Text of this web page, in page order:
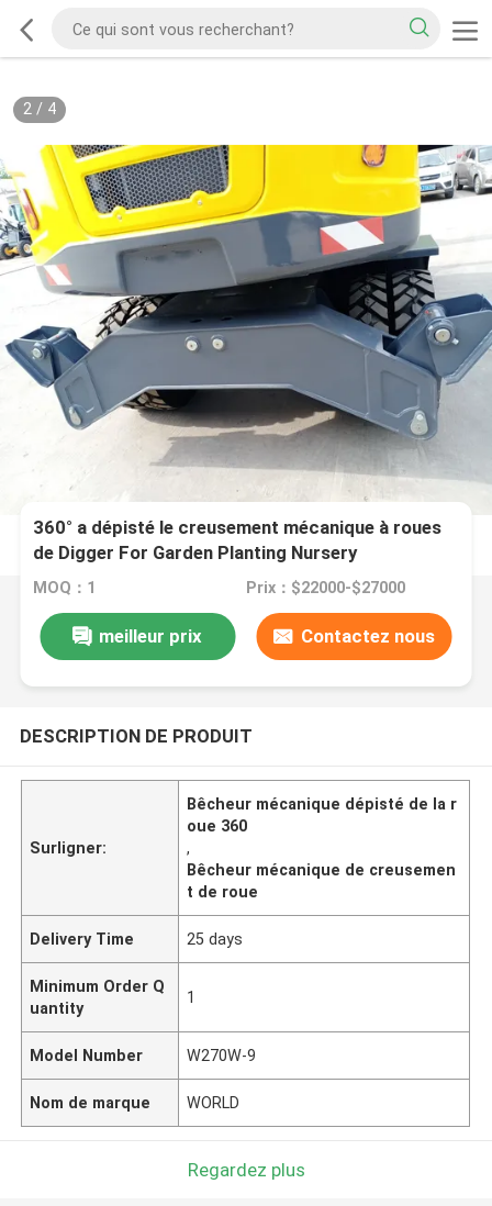
2/ 4
360° a dépisté le creusement mécanique à roues
de Digger For Garden Planting Nursery
MOQ：1 Prix：$22000-$27000
meilleur prix Contactez nous
DESCRIPTION DE PRODUIT
Surligner:
Bêcheur mécanique dépisté de la r
oue 360
,
Bêcheur mécanique de creusemen
t de roue
Delivery Time 25 days
Minimum Order Q
uantity
1
Model Number W270W-9
Nom de marque WORLD
Regardez plus